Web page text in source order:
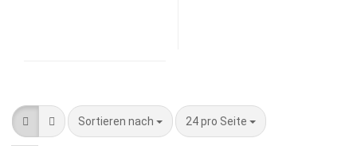
Sortieren nach
Sortieren nach 24 pro Seite
pro Seite